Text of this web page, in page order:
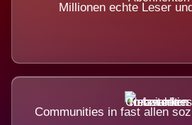
Millionen echte Leser
Communities in fast allen